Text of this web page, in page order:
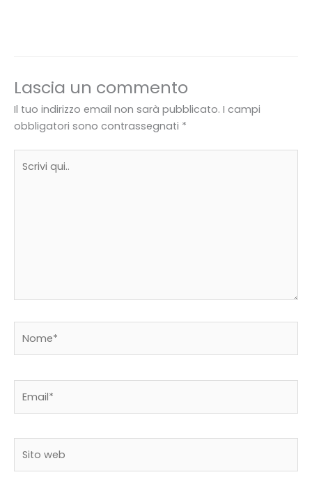
Lascia un commento
Il tuo indirizzo email non sarà pubblicato. I campi
obbligatori sono contrassegnati *
qui..
web